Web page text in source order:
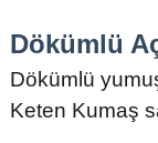
Dökümlü
Dökümlü
Keten Kumaş